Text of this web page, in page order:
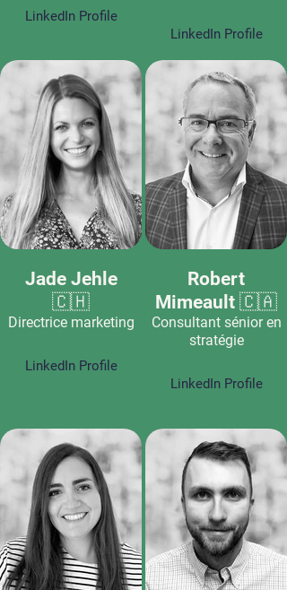
LinkedIn Profile
LinkedIn Profile
Jade Jehle
🇨🇭
Directrice marketing
LinkedIn Profile
Robert
Mimeault 🇨🇦
Consultant sénior en
stratégie
LinkedIn Profile